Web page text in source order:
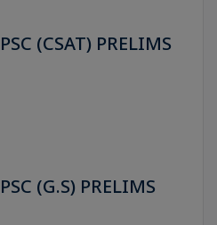
(CSAT) PRELIMS
(G.S) PRELIMS